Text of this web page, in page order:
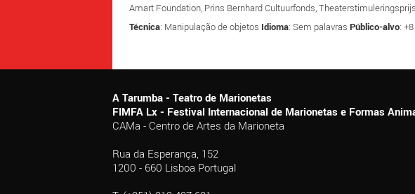
Amart Foundation, Prins Bernhard Cultuurfonds,
Técnica: Manipulação de objetos Idioma: Sem palavras Público-alvo:
A Tarumba - Teatro de Marionetas
FIMFA Lx - Festival Internacional de Marionetas e Formas
CAMa - Centro de Artes da Marioneta
Rua da Esperança, 152
1200 - 660 Lisboa Portugal